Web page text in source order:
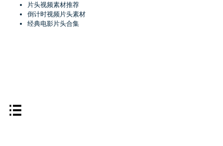
片头视频素材推荐
倒计时视频片头素材
经典电影片头合集